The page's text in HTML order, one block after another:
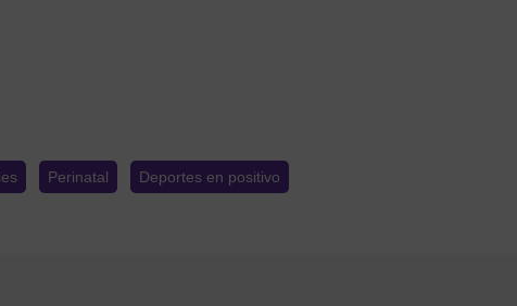
Perinatal Deportes en positivo